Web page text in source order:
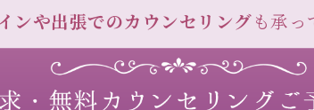
ンや出張でのカウンセリングも承っ